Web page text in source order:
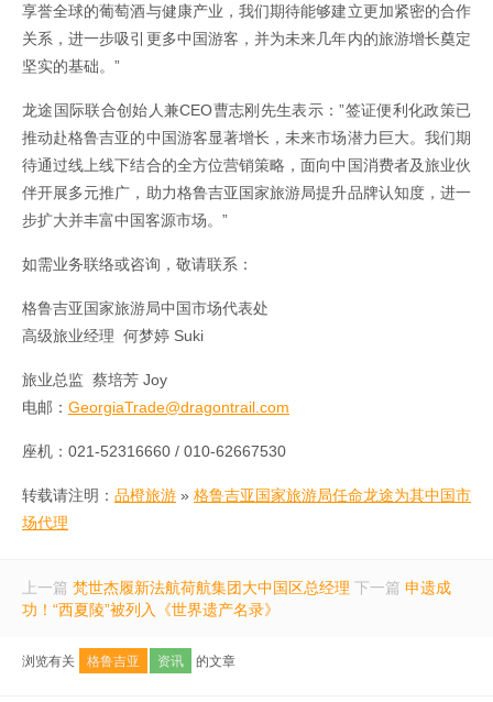
享誉全球的葡萄酒与健康产业，我们期待能够建立更加紧密的合作
关系，进一步吸引更多中国游客，并为未来几年内的旅游增长奠定
坚实的基础。”
龙途国际联合创始人兼CEO曹志刚先生表示：”签证便利化政策已
推动赴格鲁吉亚的中国游客显著增长，未来市场潜力巨大。我们期
待通过线上线下结合的全方位营销策略，面向中国消费者及旅业伙
伴开展多元推广，助力格鲁吉亚国家旅游局提升品牌认知度，进一
步扩大并丰富中国客源市场。”
如需业务联络或咨询，敬请联系：
格鲁吉亚国家旅游局中国市场代表处
高级旅业经理 何梦婷 Suki
旅业总监 蔡培芳 Joy
电邮： GeorgiaTrade@dragontrail.com
座机：021-52316660 / 010-62667530
转载请注明： 品橙旅游 » 格鲁吉亚国家旅游局任命龙途为其中国市
场代理
上一篇 梵世杰履新法航荷航集团大中国区总经理 下一篇 申遗成
功！“西夏陵”被列入《世界遗产名录》
浏览有关 格鲁吉亚 资讯 的文章